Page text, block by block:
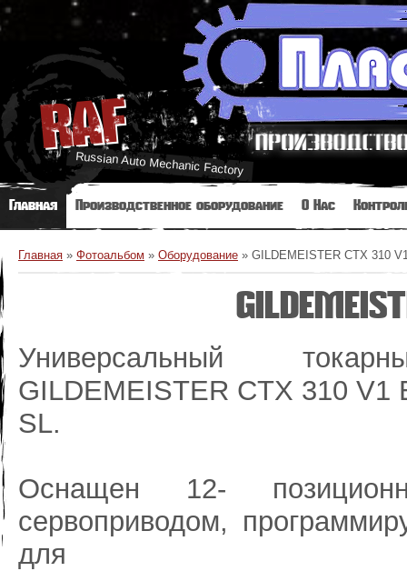
RAF
Russian Auto Mechanic Factory
Главная Производственное оборудование О Нас
Главная » Фотоальбом » Оборудование » GILDEMEISTER CTX 310
Универсальный
GILDEMEISTER CTX 310
SL.
Оснащен 12-
сервоприводом,
для